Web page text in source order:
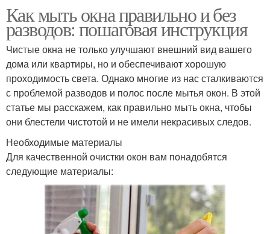
Как мыть окна правильно и без
разводов: пошаговая инструкция
Чистые окна не только улучшают внешний вид вашего
дома или квартиры, но и обеспечивают хорошую
проходимость света. Однако многие из нас сталкиваются
с проблемой разводов и полос после мытья окон. В этой
статье мы расскажем, как правильно мыть окна, чтобы
они блестели чистотой и не имели некрасивых следов.
Необходимые материалы
Для качественной очистки окон вам понадобятся
следующие материалы: